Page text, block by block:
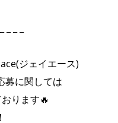
ジェイエース)
募に関しては
ります🔥